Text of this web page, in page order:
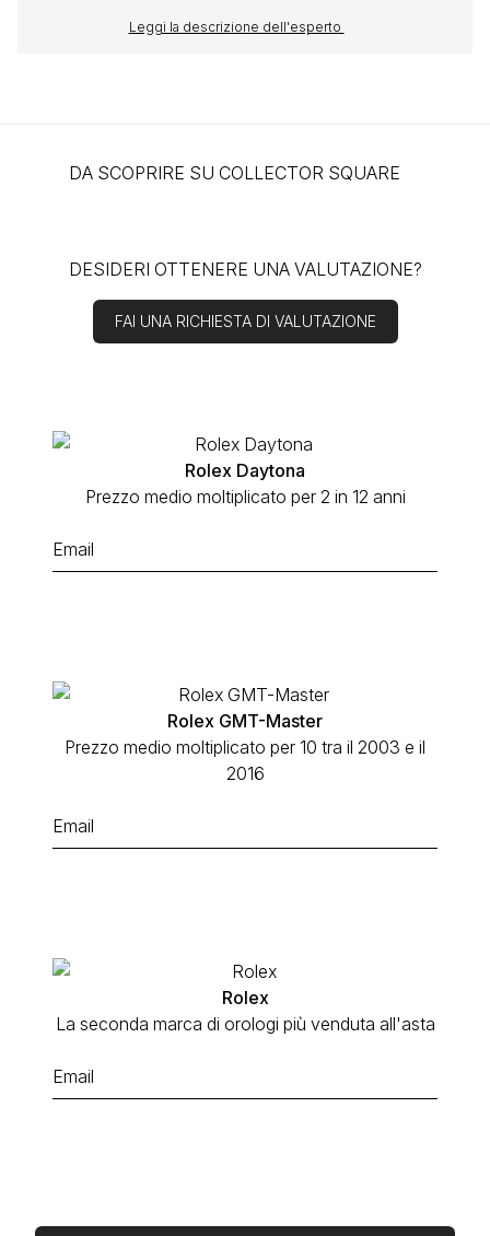
Leggi la descrizione dell'esperto
DA SCOPRIRE SU COLLECTOR SQUARE
DESIDERI OTTENERE UNA VALUTAZIONE?
FAI UNA RICHIESTA DI VALUTAZIONE
Rolex Daytona
Prezzo medio moltiplicato per 2 in 12 anni
Rolex GMT-Master
Prezzo medio moltiplicato per 10 tra il 2003 e il
2016
Rolex
La seconda marca di orologi più venduta all'asta